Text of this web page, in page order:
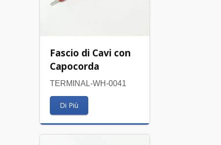
Fascio di Cavi con
Capocorda
TERMINAL-WH-0041
Di Più